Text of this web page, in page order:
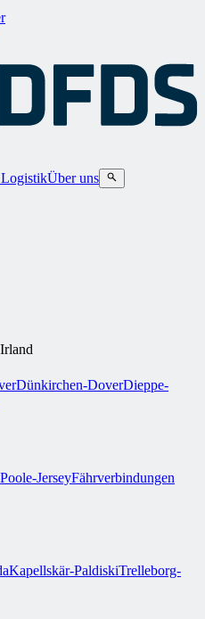
LogistikÜber uns
Dünkirchen-DoverDieppe-
Poole-JerseyFährverbindungen
Kapellskär-PaldiskiTrelleborg-